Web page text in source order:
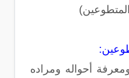
أحواله ومراده